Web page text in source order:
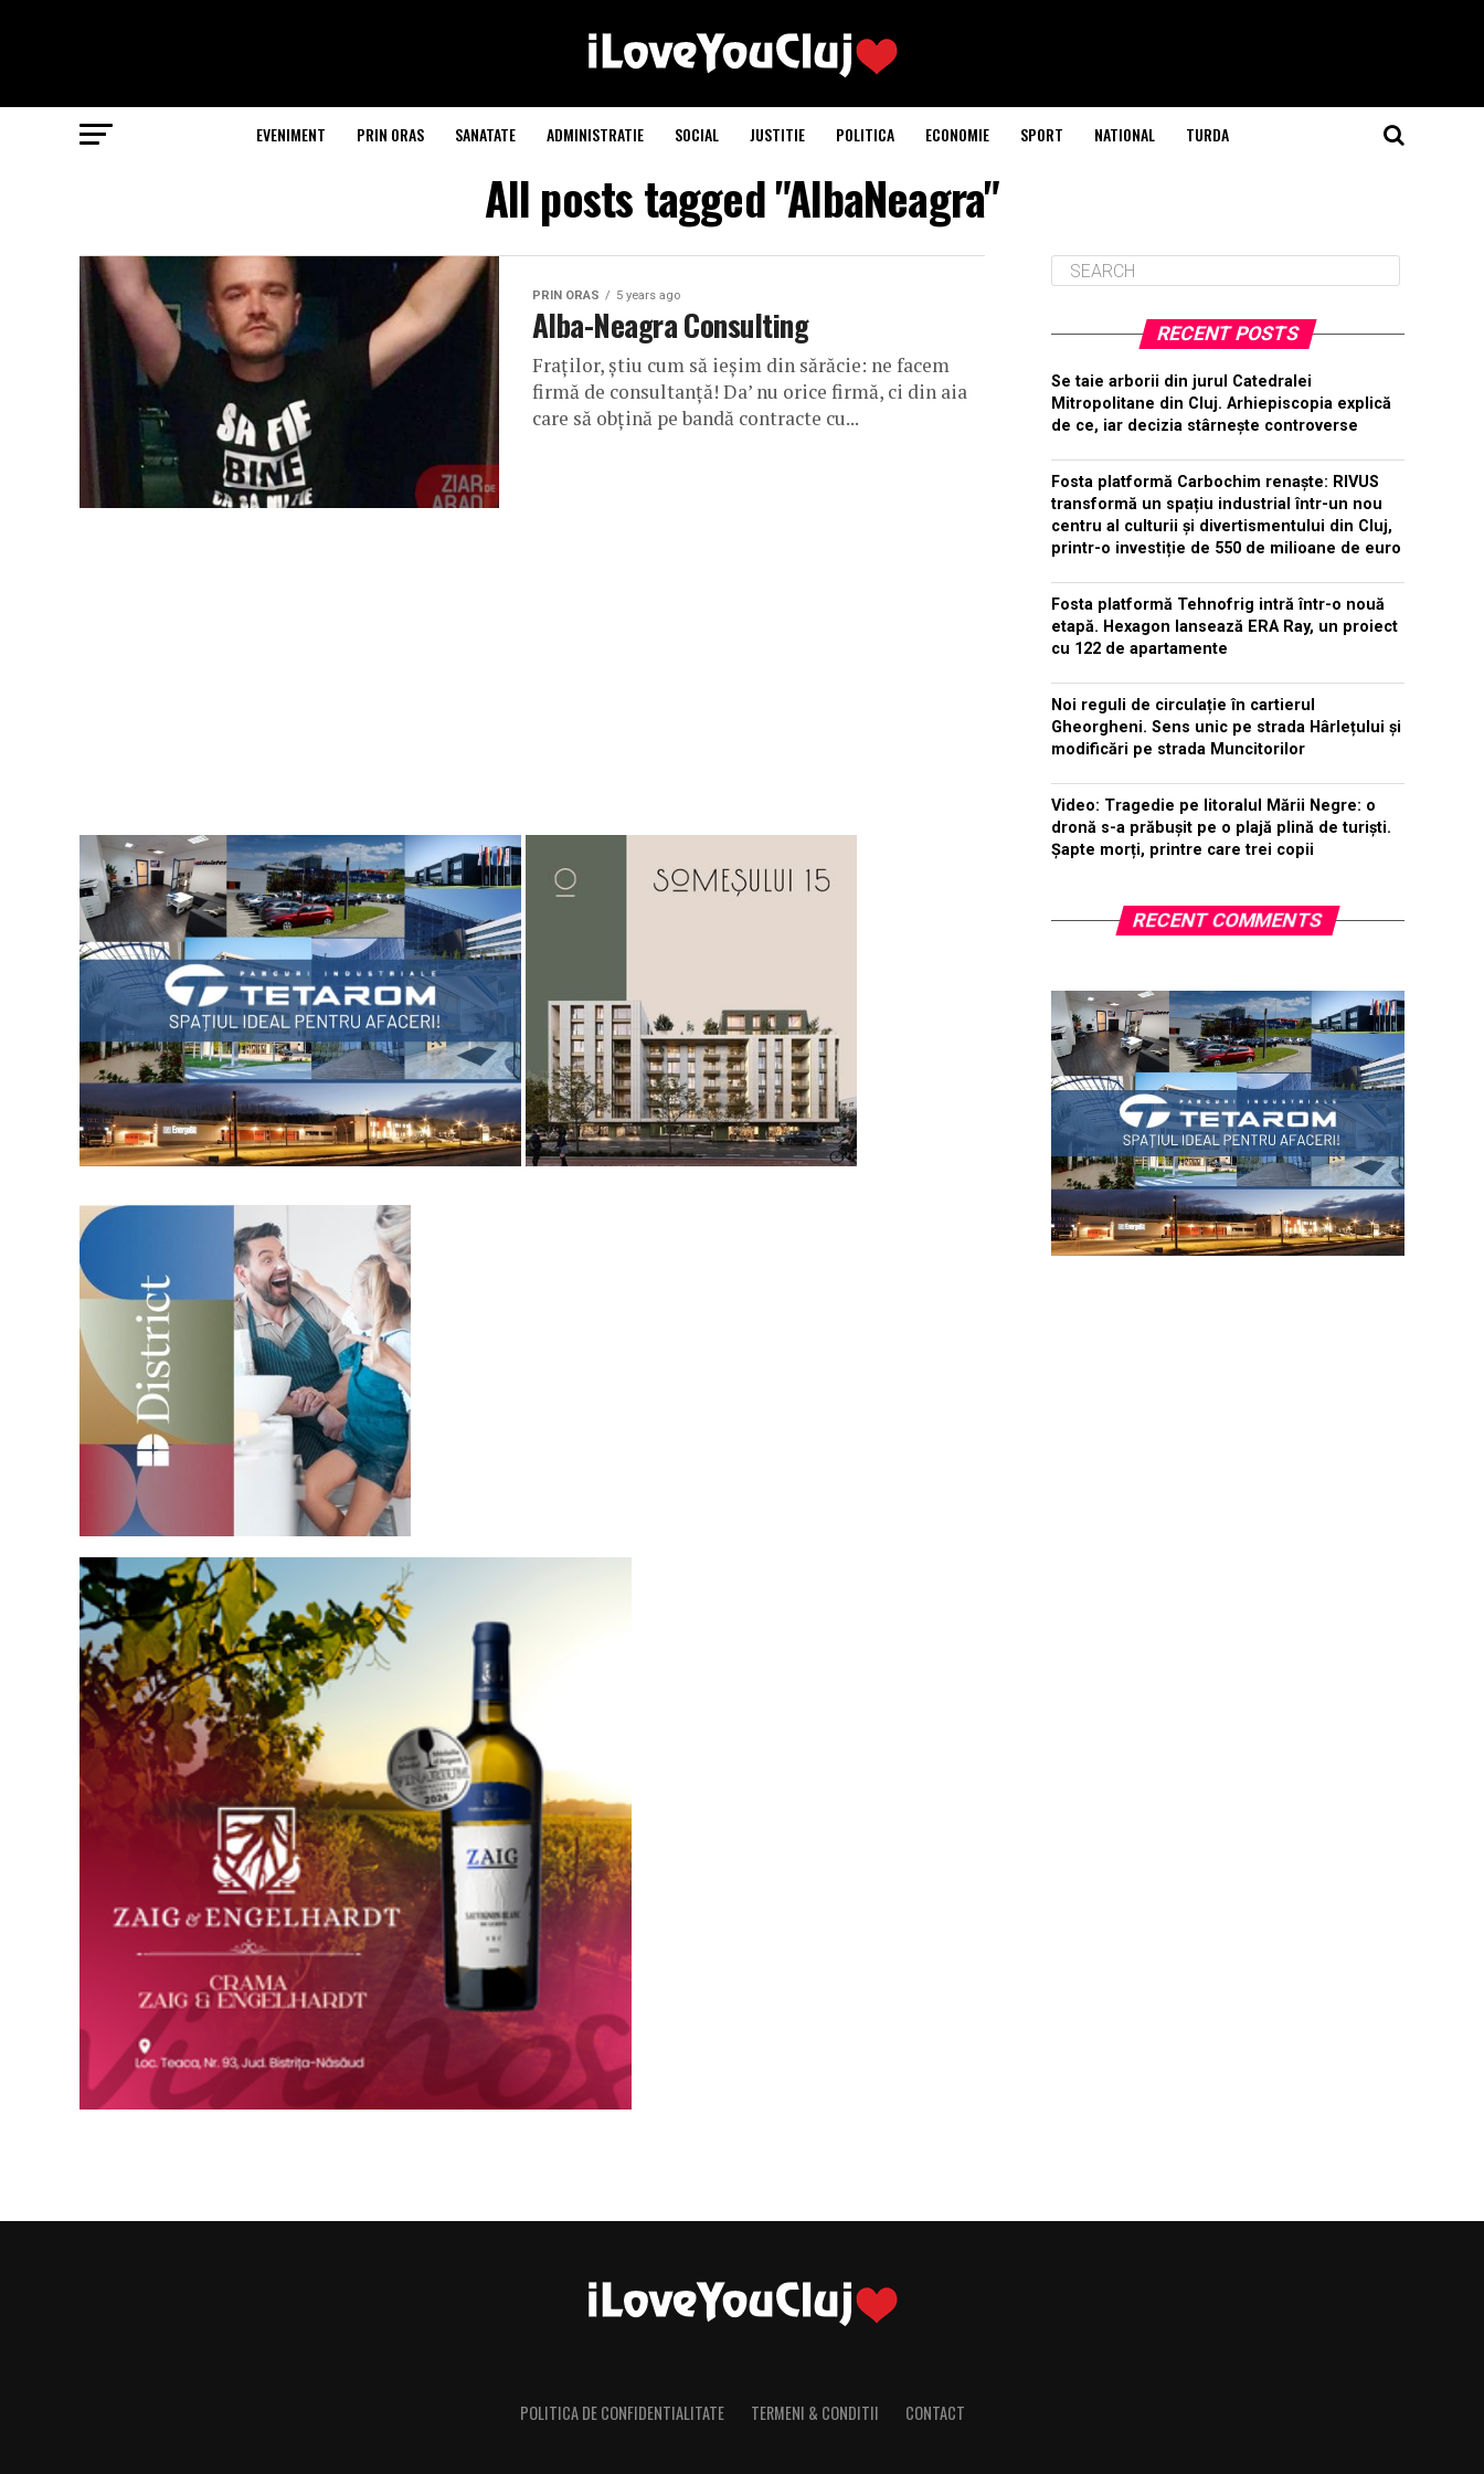
EVENIMENT PRIN ORAS SANATATE ADMINISTRATIE SOCIAL JUSTITIE POLITICA ECONOMIE SPORT NATIONAL TURDA
All posts tagged "AlbaNeagra"
PRIN ORAS 5 years ago
Alba-Neagra Consulting
Fraților, știu cum să ieșim din sărăcie: ne facem
firmă de consultanță! Da’ nu orice firmă, ci din aia
care să obțină pe bandă contracte cu...
RECENT POSTS
Se taie arborii din jurul Catedralei
Mitropolitane din Cluj. Arhiepiscopia explică
de ce, iar decizia stârnește controverse
Fosta platformă Carbochim renaște: RIVUS
transformă un spațiu industrial într-un nou
centru al culturii și divertismentului din Cluj,
printr-o investiție de 550 de milioane de euro
Fosta platformă Tehnofrig intră într-o nouă
etapă. Hexagon lansează ERA Ray, un proiect
cu 122 de apartamente
Noi reguli de circulație în cartierul
Gheorgheni. Sens unic pe strada Hârlețului și
modificări pe strada Muncitorilor
Video: Tragedie pe litoralul Mării Negre: o
dronă s-a prăbușit pe o plajă plină de turiști.
Șapte morți, printre care trei copii
RECENT COMMENTS
POLITICA DE CONFIDENTIALITATE TERMENI & CONDITII CONTACT